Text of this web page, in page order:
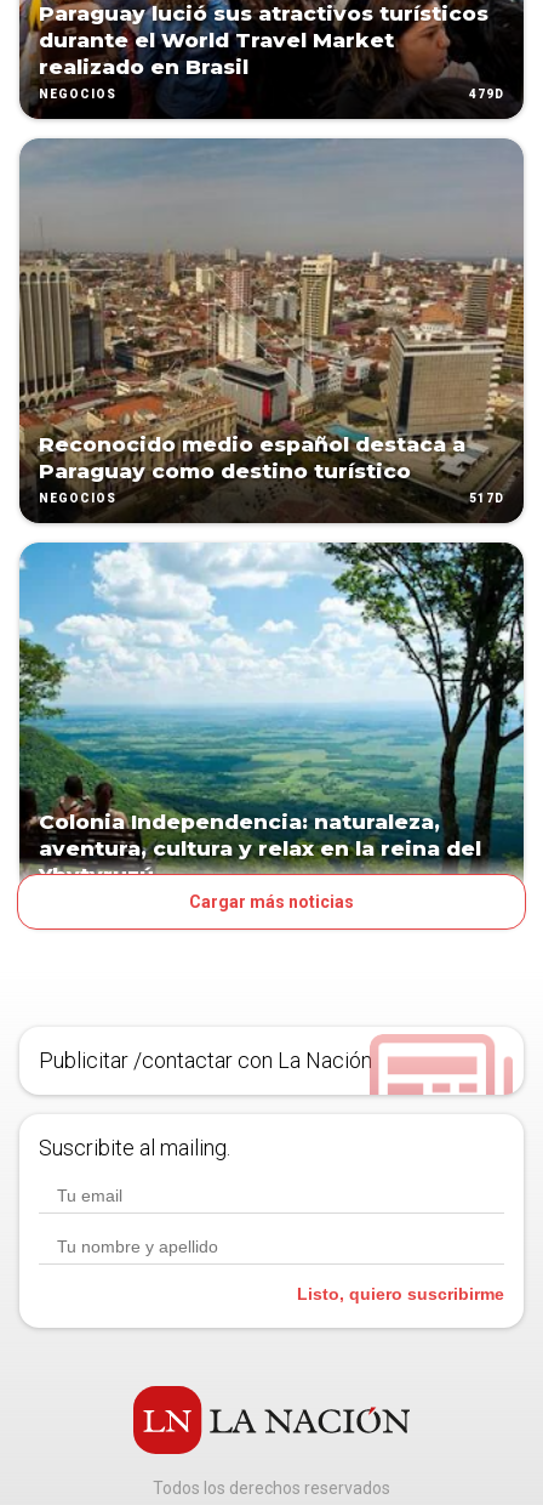
Paraguay lució sus atractivos turísticos
durante el World Travel Market
realizado en Brasil
NEGOCIOS 479D
Reconocido medio español destaca a
Paraguay como destino turístico
NEGOCIOS 517D
Colonia Independencia: naturaleza,
aventura, cultura y relax en la reina del
Ybytyruzú
Cargar más noticias
Publicitar /contactar con La Nación
Suscribite al mailing.
Listo, quiero suscribirme
Todos los derechos reservados